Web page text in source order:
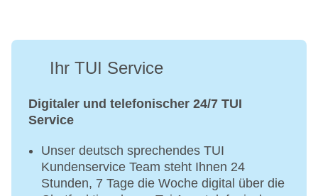
Ihr TUI Service
Digitaler und telefonischer 24/7 TUI
Service
Unser deutsch sprechendes TUI
Kundenservice Team steht Ihnen 24
Stunden, 7 Tage die Woche digital über die